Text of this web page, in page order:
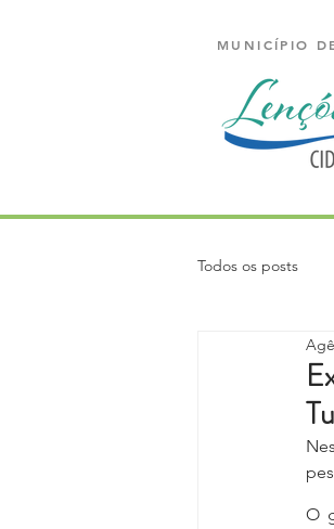
MUNICÍPIO
Todos os posts
O